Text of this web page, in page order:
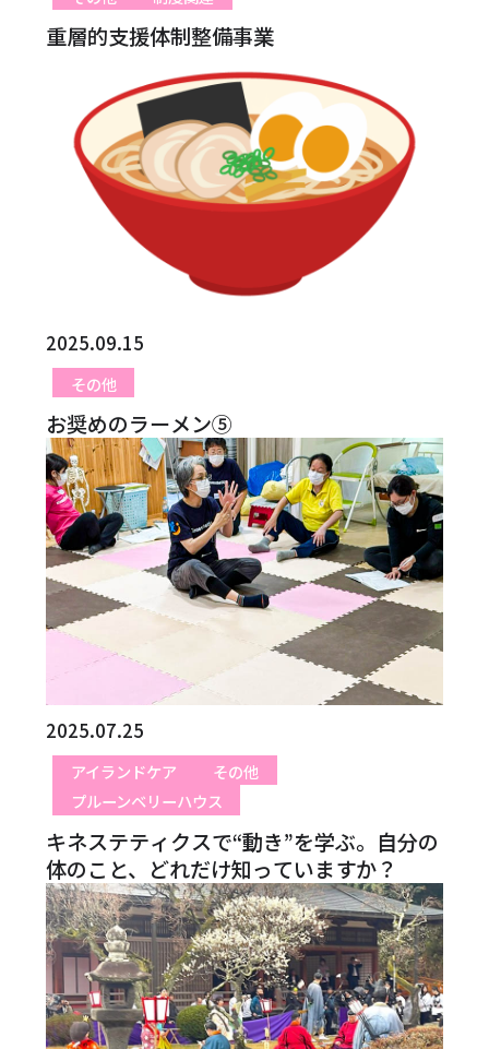
重層的支援体制整備事業
2025.09.15
その他
お奨めのラーメン⑤
2025.07.25
アイランドケア
その他
プルーンベリーハウス
キネステティクスで“動き”を学ぶ。自分の
体のこと、どれだけ知っていますか？